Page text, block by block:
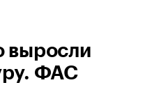
выросли
ФАС